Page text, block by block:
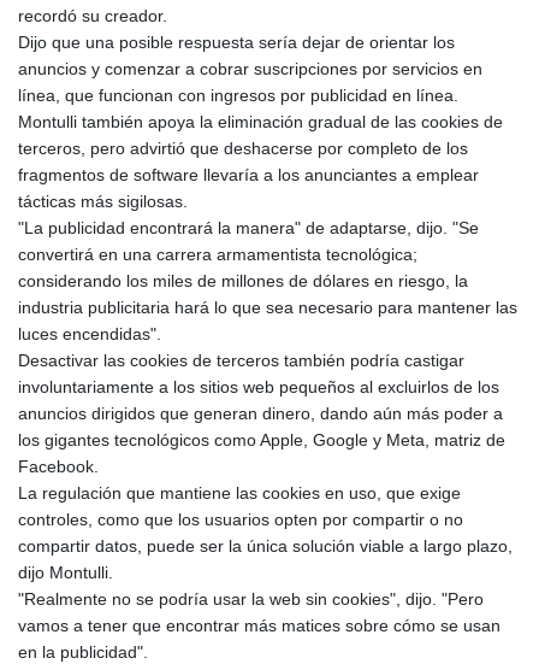
recordó su creador.
Dijo que una posible respuesta sería dejar de orientar los
anuncios y comenzar a cobrar suscripciones por servicios en
línea, que funcionan con ingresos por publicidad en línea.
Montulli también apoya la eliminación gradual de las cookies de
terceros, pero advirtió que deshacerse por completo de los
fragmentos de software llevaría a los anunciantes a emplear
tácticas más sigilosas.
"La publicidad encontrará la manera" de adaptarse, dijo. "Se
convertirá en una carrera armamentista tecnológica;
considerando los miles de millones de dólares en riesgo, la
industria publicitaria hará lo que sea necesario para mantener las
luces encendidas".
Desactivar las cookies de terceros también podría castigar
involuntariamente a los sitios web pequeños al excluirlos de los
anuncios dirigidos que generan dinero, dando aún más poder a
los gigantes tecnológicos como Apple, Google y Meta, matriz de
Facebook.
La regulación que mantiene las cookies en uso, que exige
controles, como que los usuarios opten por compartir o no
compartir datos, puede ser la única solución viable a largo plazo,
dijo Montulli.
"Realmente no se podría usar la web sin cookies", dijo. "Pero
vamos a tener que encontrar más matices sobre cómo se usan
en la publicidad".